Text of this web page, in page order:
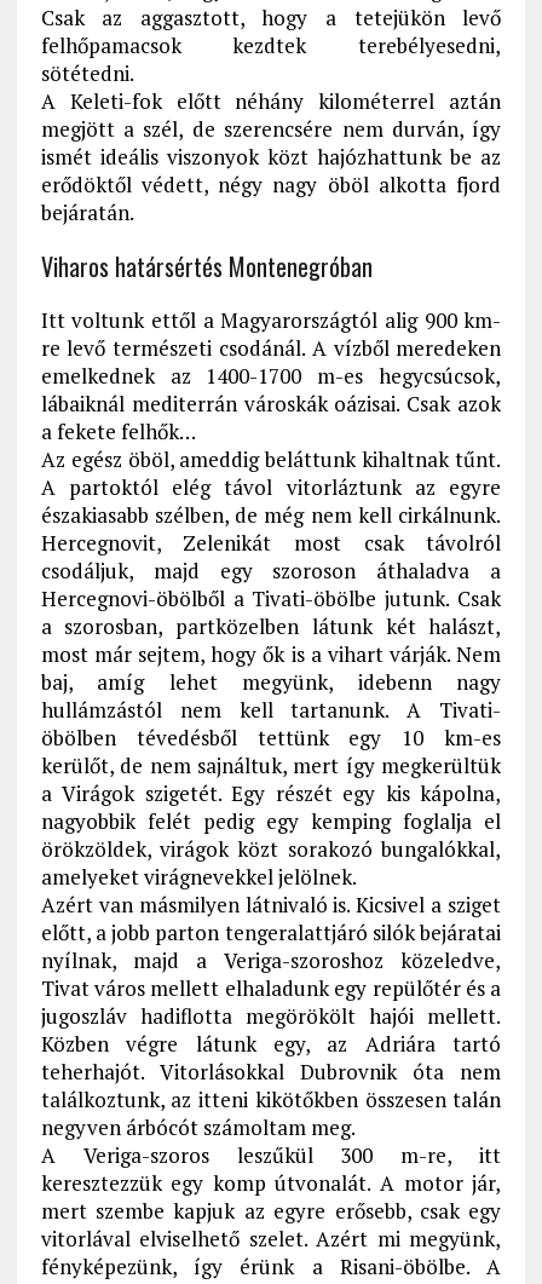
Csak az aggasztott, hogy a tetejükön levő
felhőpamacsok kezdtek terebélyesedni,
sötétedni.
A Keleti-fok előtt néhány kilométerrel aztán
megjött a szél, de szerencsére nem durván, így
ismét ideális viszonyok közt hajózhattunk be az
erődöktől védett, négy nagy öböl alkotta fjord
bejáratán.
Viharos határsértés Montenegróban
Itt voltunk ettől a Magyarországtól alig 900 km-
re levő természeti csodánál. A vízből meredeken
emelkednek az 1400-1700 m-es hegycsúcsok,
lábaiknál mediterrán városkák oázisai. Csak azok
a fekete felhők…
Az egész öböl, ameddig beláttunk kihaltnak tűnt.
A partoktól elég távol vitorláztunk az egyre
északiasabb szélben, de még nem kell cirkálnunk.
Hercegnovit, Zelenikát most csak távolról
csodáljuk, majd egy szoroson áthaladva a
Hercegnovi-öbölből a Tivati-öbölbe jutunk. Csak
a szorosban, partközelben látunk két halászt,
most már sejtem, hogy ők is a vihart várják. Nem
baj, amíg lehet megyünk, idebenn nagy
hullámzástól nem kell tartanunk. A Tivati-
öbölben tévedésből tettünk egy 10 km-es
kerülőt, de nem sajnáltuk, mert így megkerültük
a Virágok szigetét. Egy részét egy kis kápolna,
nagyobbik felét pedig egy kemping foglalja el
örökzöldek, virágok közt sorakozó bungalókkal,
amelyeket virágnevekkel jelölnek.
Azért van másmilyen látnivaló is. Kicsivel a sziget
előtt, a jobb parton tengeralattjáró silók bejáratai
nyílnak, majd a Veriga-szoroshoz közeledve,
Tivat város mellett elhaladunk egy repülőtér és a
jugoszláv hadiflotta megörökölt hajói mellett.
Közben végre látunk egy, az Adriára tartó
teherhajót. Vitorlásokkal Dubrovnik óta nem
találkoztunk, az itteni kikötőkben összesen talán
negyven árbócót számoltam meg.
A Veriga-szoros leszűkül 300 m-re, itt
keresztezzük egy komp útvonalát. A motor jár,
mert szembe kapjuk az egyre erősebb, csak egy
vitorlával elviselhető szelet. Azért mi megyünk,
fényképezünk, így érünk a Risani-öbölbe. A